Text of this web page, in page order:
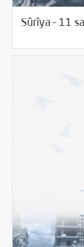
Sûrîya – 11